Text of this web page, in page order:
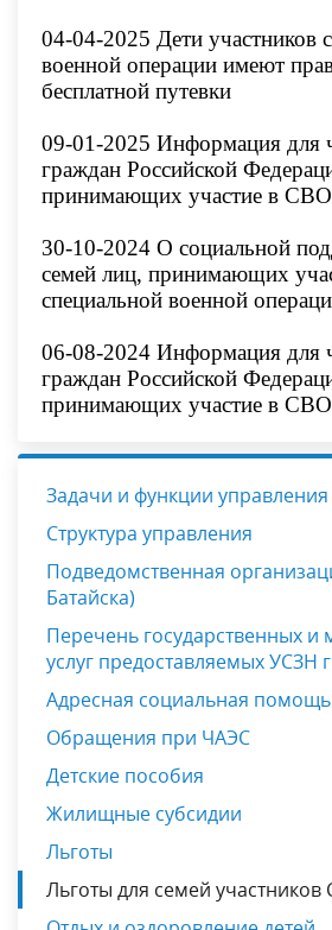
04-04-2025 Дети участников
военной операции имеют
бесплатной путевки
09-01-2025 Информация для
граждан Российской
принимающих участие в СВО
30-10-2024 О социальной
семей лиц, принимающих
специальной военной
06-08-2024 Информация для
граждан Российской
принимающих участие в СВО
Задачи и функции управления
Структура управления
Подведомственная
Батайска)
Перечень государственных
услуг предоставляемых УСЗН
Адресная социальная помощь
Обращения при ЧАЭС
Детские пособия
Жилищные субсидии
Льготы
Льготы для семей участников